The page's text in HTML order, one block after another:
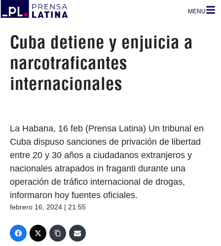
MENU
Cuba detiene y enjuicia a
narcotraficantes
internacionales
La Habana, 16 feb (Prensa Latina) Un tribunal en
Cuba dispuso sanciones de privación de libertad
entre 20 y 30 años a ciudadanos extranjeros y
nacionales atrapados in fraganti durante una
operación de tráfico internacional de drogas,
informaron hoy fuentes oficiales.
febrero 16, 2024 | 21:55